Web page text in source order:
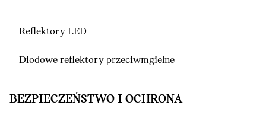
Reflektory LED
Diodowe reflektory przeciwmgielne
BEZPIECZEŃSTWO I OCHRONA